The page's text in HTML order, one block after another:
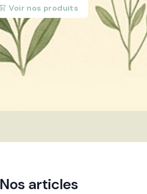
Voir nos produits
Nos articles